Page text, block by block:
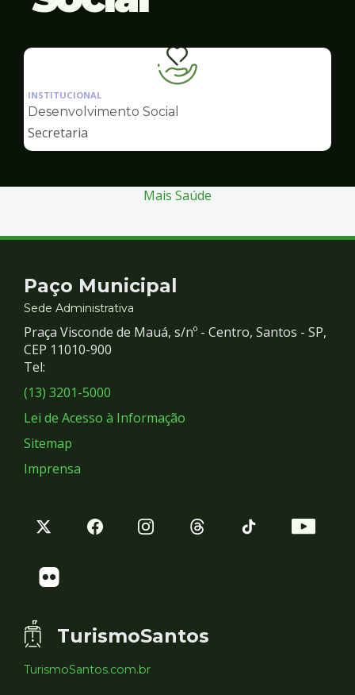
Ilustração
da
pagina
INSTITUCIONAL
Desenvolvimento Social
Secretaria
Mais Saúde
Contato
e
Redes
Sociais
Paço Municipal
Sede Administrativa
Praça Visconde de Mauá, s/nº - Centro, Santos - SP,
CEP 11010-900
Tel:
(13) 3201-5000
Lei de Acesso à Informação
Sitemap
Imprensa
TurismoSantos
TurismoSantos.com.br